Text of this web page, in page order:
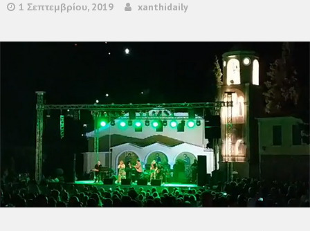
1 Σεπτεμβρίου, 2019 xanthidaily